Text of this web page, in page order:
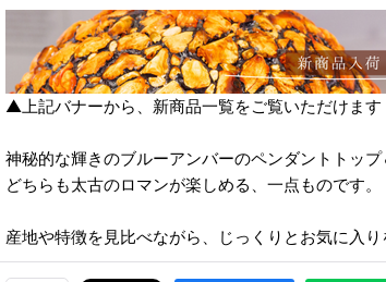
▲上記バナーから、新商品一覧をご覧いただけます
神秘的な輝きのブルーアンバーのペンダントトッ
どちらも太古のロマンが楽しめる、一点ものです。
産地や特徴を見比べながら、じっくりとお気に入り